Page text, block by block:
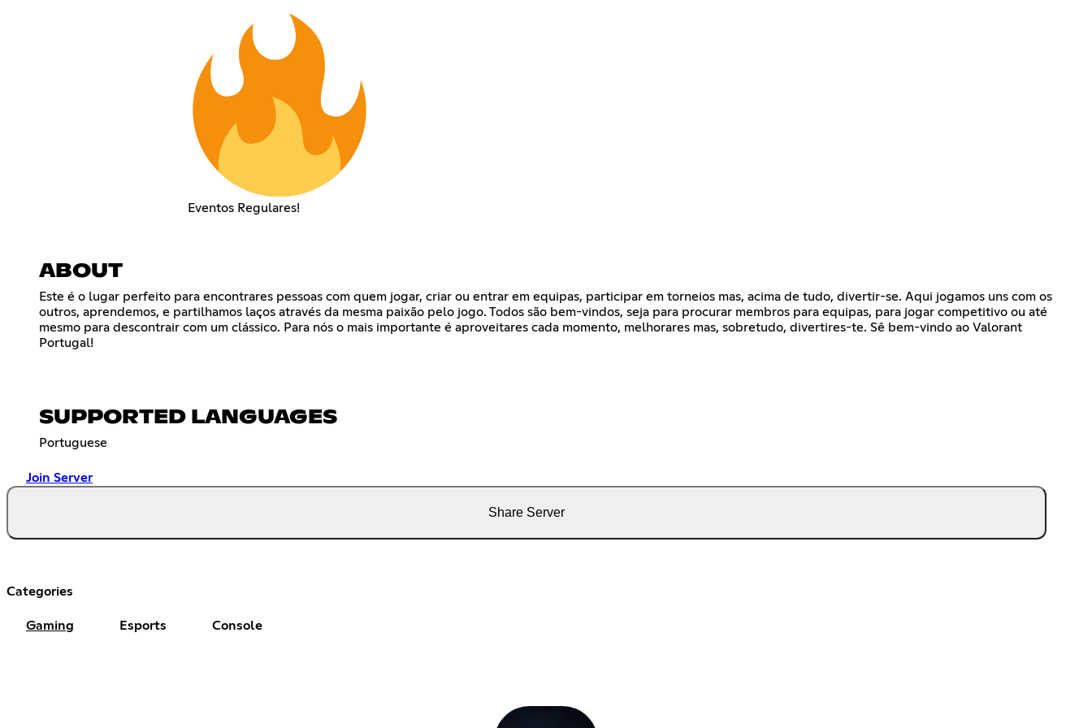
Eventos Regulares!
ABOUT
Este é o lugar perfeito para encontrares pessoas com quem jogar, criar ou entrar em equipas, participar em torneios mas, acima de tudo, divertir-se. Aqui jogamos uns com os
outros, aprendemos, e partilhamos laços através da mesma paixão pelo jogo. Todos são bem-vindos, seja para procurar membros para equipas, para jogar competitivo ou até
mesmo para descontrair com um clássico. Para nós o mais importante é aproveitares cada momento, melhorares mas, sobretudo, divertires-te. Sê bem-vindo ao Valorant
Portugal!
SUPPORTED LANGUAGES
Portuguese
Join Server
Share Server
Categories
Gaming Esports Console